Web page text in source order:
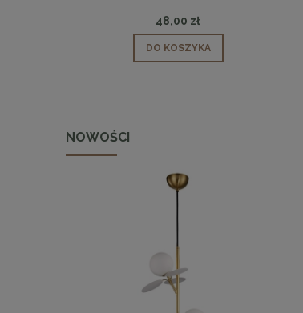
48,00 zł
DO KOSZYKA
NOWOŚCI